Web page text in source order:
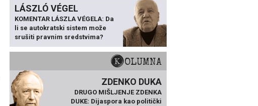
LÁSZLÓ VÉGEL
KOMENTAR LÁSZLA VÉGELA: Da
li se autokratski sistem može
srušiti pravnim sredstvima?
KOLUMNA
ZDENKO DUKA
DRUGO MIŠLJENJE ZDENKA
DUKE: Dijaspora kao politički